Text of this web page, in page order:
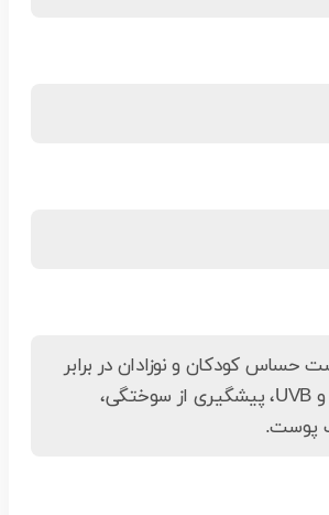
حساس کودکان و نوزادان در برابر
اشعه‌های UVA و UVB، پیشگیری از سوختگی،
پوست.